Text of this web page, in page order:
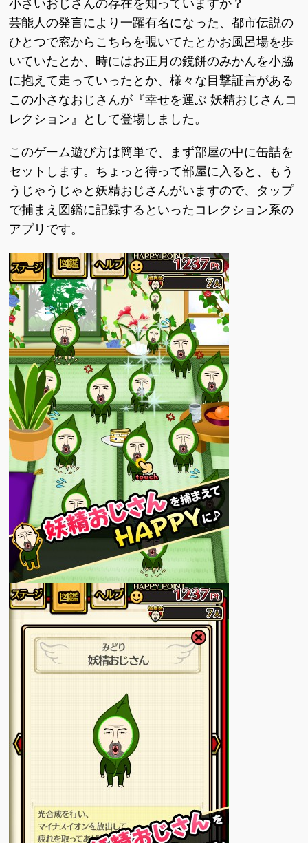
小さいおじさんの存在を知っていますか？
芸能人の発言により一躍有名になった、都市伝説の
ひとつで窓からこちらを覗いてたとかお風呂場を歩
いていたとか、時にはお正月の鏡餅のみかんを小脇
に抱えて走っていったとか、様々な目撃証言がある
この小さなおじさんが『幸せを運ぶ 妖精おじさんコ
レクション』として登場しました。
このゲーム遊び方は簡単で、まず部屋の中に缶詰を
セットします。ちょっと待って部屋に入ると、もう
うじゃうじゃと妖精おじさんがいますので、タップ
で捕まえ図鑑に記録するといったコレクション系の
アプリです。